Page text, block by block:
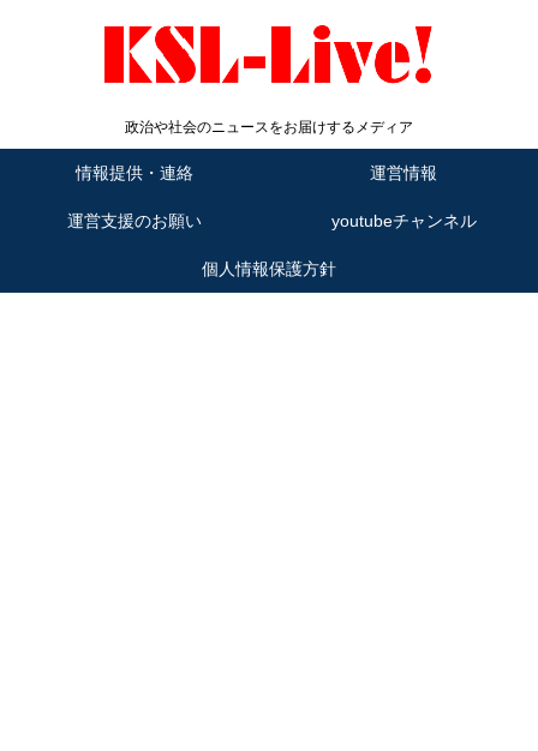
政治や社会のニュースをお届けするメディア
情報提供・連絡 運営情報
運営支援のお願い youtubeチャンネル
個人情報保護方針